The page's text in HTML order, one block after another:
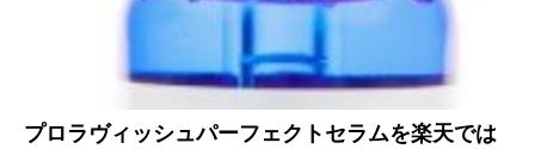
プロラヴィッシュパーフェクトセラムを楽天では